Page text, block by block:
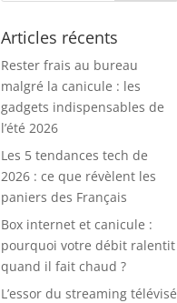
Articles récents
Rester frais au bureau
malgré la canicule : les
gadgets indispensables de
l’été 2026
Les 5 tendances tech de
2026 : ce que révèlent les
paniers des Français
Box internet et canicule :
pourquoi votre débit ralentit
quand il fait chaud ?
L’essor du streaming télévisé